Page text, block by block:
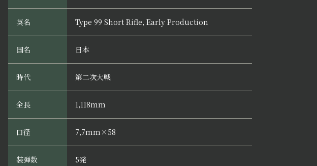
英名 Type 99 Short Rifle, Early Production
国名 日本
時代 第二次大戦
全長 1,118mm
口径 7,7mm×58
装弾数 5発